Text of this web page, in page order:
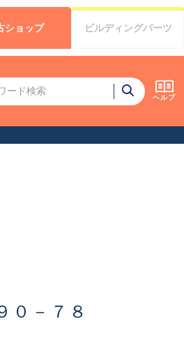
ヘルプ
ショップ ビルディングパーツ
０－７８